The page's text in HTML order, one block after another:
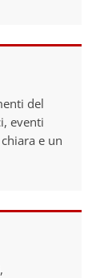
del
eventi
e un